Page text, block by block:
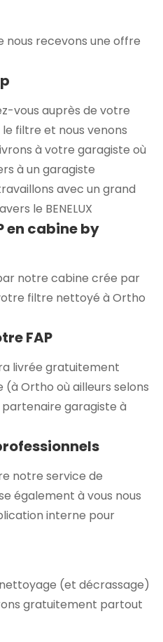
nous recevons une offre
vous auprès de votre
filtre et nous venons
à votre garagiste où
à un garagiste
avec un grand
le BENELUX
en cabine by
notre cabine crée par
filtre nettoyé à Ortho
FAP
livrée gratuitement
Ortho où ailleurs selons
garagiste à
notre service de
également à vous nous
interne pour
(et décrassage)
gratuitement partout